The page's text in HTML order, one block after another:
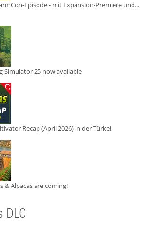
Episode - mit Expansion-Premiere und...
Simulator 25 now available
Recap (April 2026) in der Türkei
& Alpacas are coming!
DLC